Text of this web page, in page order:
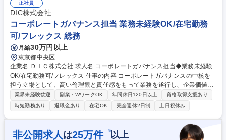
ヒット創出に向けたGTM・アライアンス戦略の策定■プロジェクトのKPI
構築からグロースまで一気通貫で企画を実行■データの可視化や分析、調
査 等 募集職種 【事業企画/LINEミニアプリ（ゲーム領域）】LINEヤフー
における最注力事業
正社員
DIC株式会社
コーポレートガバナンス担当 業務未経験OK/在宅勤務
可/フレックス 総務
月給30万円以上
東京都中央区
企業名 ＤＩＣ株式会社 求人名 コーポレートガバナンス担当◆業務未経験
OK/在宅勤務可/フレックス 仕事の内容 コーポレートガバナンスの中核を
担う立場として、高い倫理観と責任感をもって業務を遂行し、企業価値の
向上および経営基盤の強化に寄与していただきます。 【具体的には】■株
主総会、取締役会、稟議等の事務局業務■ガバナンス関係の規程、制度等
の設計、運用、維持管理 《魅力》企業経営の根幹であるコーポレートガバ
ナンスの中核を担う役割です。単なる事務運営にとどまらず、会社の意思
決定プロセスに深く関与し、経営を支える重要な役割を担います。経営層
業界未経験歓迎 副業・WワークOK 年間休日120日以上
資格取得支援あり
時短勤務あり
退職金あり 在宅OK 完全週休2日制 土日祝休み
非公開求人 は25万件 ※以上